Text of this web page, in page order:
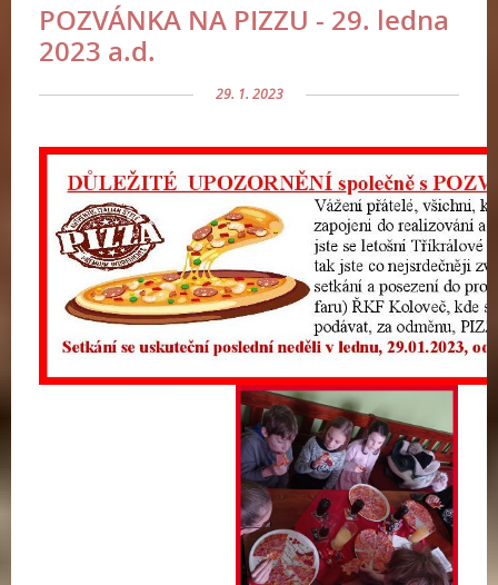
POZVÁNKA NA PIZZU - 29. ledna
2023 a.d.
29. 1. 2023